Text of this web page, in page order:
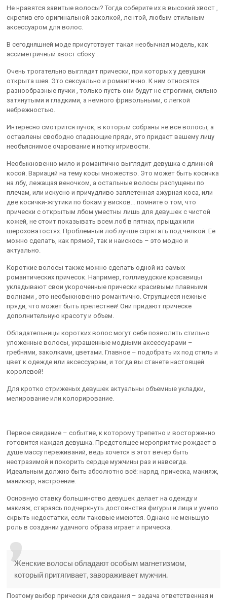
Не нравятся завитые волосы? Тогда соберите их в высокий хвост ,
скрепив его оригинальной заколкой, лентой, любым стильным
аксессуаром для волос.
В сегодняшней моде присутствует такая необычная модель, как
ассиметричный хвост сбоку .
Очень трогательно выглядят прически, при которых у девушки
открыта шея. Это сексуально и романтично. К ним относятся
разнообразные пучки , только пусть они будут не строгими, сильно
затянутыми и гладкими, а немного фривольными, с легкой
небрежностью.
Интересно смотрится пучок, в который собраны не все волосы, а
оставлены свободно спадающие пряди, это придаст вашему лицу
необъяснимое очарование и нотку игривости.
Необыкновенно мило и романтично выглядит девушка с длинной
косой. Вариаций на тему косы множество. Это может быть косичка
на лбу, лежащая веночком, а остальные волосы распущены по
плечам, или искусно и причудливо заплетенная ажурная коса, или
две косички-жгутики по бокам у висков… помните о том, что
прически с открытым лбом уместны лишь для девушек с чистой
кожей, не стоит показывать всем лоб в пятнах, прыщах или
шероховатостях. Проблемный лоб лучше спрятать под челкой. Ее
можно сделать, как прямой, так и наискось – это модно и
актуально.
Короткие волосы также можно сделать одной из самых
романтических причесок. Например, голливудские красавицы
укладывают свои укороченные прически красивыми плавными
волнами , это необыкновенно романтично. Струящиеся нежные
пряди, что может быть прелестней! Они придают прическе
дополнительную красоту и объем.
Обладательницы коротких волос могут себе позволить стильно
уложенные волосы, украшенные модными аксессуарами –
гребнями, заколками, цветами. Главное – подобрать их под стиль и
цвет к одежде или аксессуарам, и тогда вы станете настоящей
королевой!
Для кротко стриженых девушек актуальны объемные укладки,
мелирование или колорирование.
Первое свидание – событие, к которому трепетно и восторженно
готовится каждая девушка. Предстоящее мероприятие рождает в
душе массу переживаний, ведь хочется в этот вечер быть
неотразимой и покорить сердце мужчины раз и навсегда.
Идеальным должно быть абсолютно всё: наряд, прическа, макияж,
маникюр, настроение.
Основную ставку большинство девушек делает на одежду и
макияж, стараясь подчеркнуть достоинства фигуры и лица и умело
скрыть недостатки, если таковые имеются. Однако не меньшую
роль в создании удачного образа играет и прическа.
Женские волосы обладают особым магнетизмом,
который притягивает, завораживает мужчин.
Поэтому выбор прически для свидания – задача ответственная и